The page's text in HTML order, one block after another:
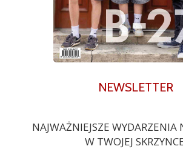
NEWSLETTER
NAJWAŻNIEJSZE WYDARZENIA
W TWOJEJ